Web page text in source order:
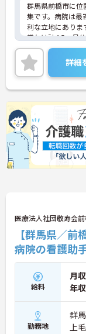
群馬県前橋市に位
集です。病院は最
利な立地にありま
賞与は計4.5ヶ月
んと評価される職
があり、子育て世
ます。
ご興味のある方に
に詳細をご案内し
い！
詳細
医療法人社団敬寿会
【群馬県／
病院の看護助
給料
月収
年収
勤務地
群
上